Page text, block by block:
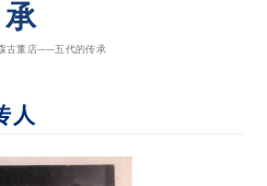
承
古董店——五代的传承
人